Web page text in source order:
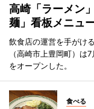
高崎「ラーメン
麺」看板メニュ
飲食店の運営を手がけ
（高崎市上豊岡町）は
をオープンした。
食べる